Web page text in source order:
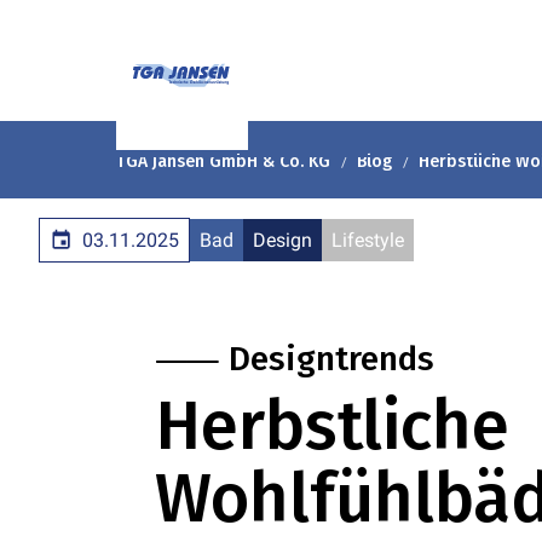
TGA Jansen GmbH & Co. KG Blog Herbstliche
03.11.2025 Bad Design Lifestyle
⸺ Designtrends
Herbstliche